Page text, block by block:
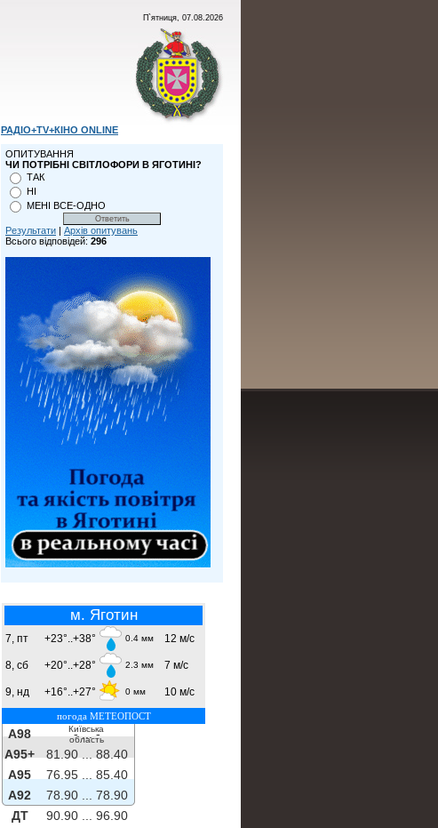
П`ятниця, 07.08.2026
РАДІО+TV+КІНО ONLINE
ОПИТУВАННЯ
ЧИ ПОТРІБНІ СВІТЛОФОРИ В ЯГОТИНІ?
ТАК
НІ
МЕНІ ВСЕ-ОДНО
Результати | Архів опитувань
Всього відповідей: 296
м. Яготин
7, пт +23°..+38° 0.4 мм 12 м/с
8, сб +20°..+28° 2.3 мм 7 м/с
9, нд +16°..+27° 0 мм 10 м/с
погода МЕТЕОПОСТ
Київська
область
A98 - ...-
A95+
81.90 ...
88.40
A95
76.95 ...
85.40
A92
78.90 ...
78.90
ДТ
90.90 ...
96.90